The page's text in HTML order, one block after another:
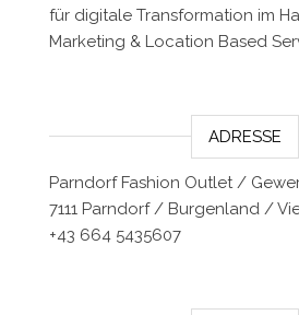
für digitale Transformation im
Marketing & Location Based
ADRESSE
Parndorf Fashion Outlet /
7111 Parndorf / Burgenland /
+43 664 5435607